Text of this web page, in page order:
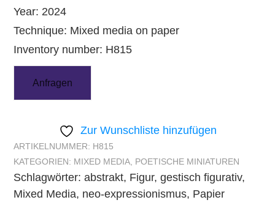
Year: 2024
Technique: Mixed media on paper
Inventory number: H815
Anfragen
Zur Wunschliste hinzufügen
ARTIKELNUMMER: H815
KATEGORIEN: MIXED MEDIA POETISCHE MINIATUREN
Schlagwörter: abstrakt, Figur, gestisch figurativ,
Mixed Media, neo-expressionismus, Papier